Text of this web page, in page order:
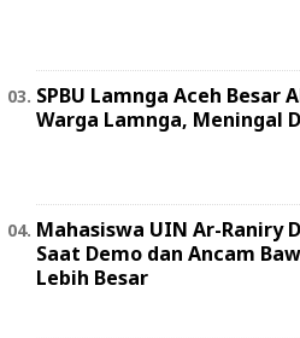
SPBU Lamnga Aceh Besar
Warga Lamnga, Meningal
Mahasiswa UIN Ar-Raniry
Saat Demo dan Ancam
Lebih Besar